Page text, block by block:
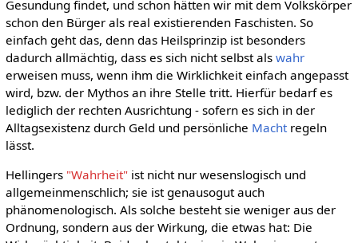
Gesundung findet, und schon hätten wir mit dem Volkskörper
schon den Bürger als real existierenden Faschisten. So
einfach geht das, denn das Heilsprinzip ist besonders
dadurch allmächtig, dass es sich nicht selbst als wahr
erweisen muss, wenn ihm die Wirklichkeit einfach angepasst
wird, bzw. der Mythos an ihre Stelle tritt. Hierfür bedarf es
lediglich der rechten Ausrichtung - sofern es sich in der
Alltagsexistenz durch Geld und persönliche Machtregeln
lässt.
Hellingers "Wahrheit"ist nicht nur wesenslogisch und
allgemeinmenschlich; sie ist genausogut auch
phänomenologisch. Als solche besteht sie weniger aus der
Ordnung, sondern aus der Wirkung, die etwas hat: Die